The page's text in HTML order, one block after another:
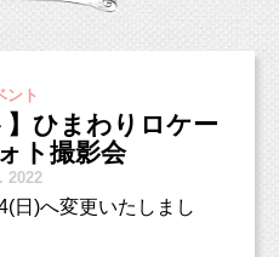
ント
】ひまわりロケー
ト撮影会
2022
日)へ変更いたしまし